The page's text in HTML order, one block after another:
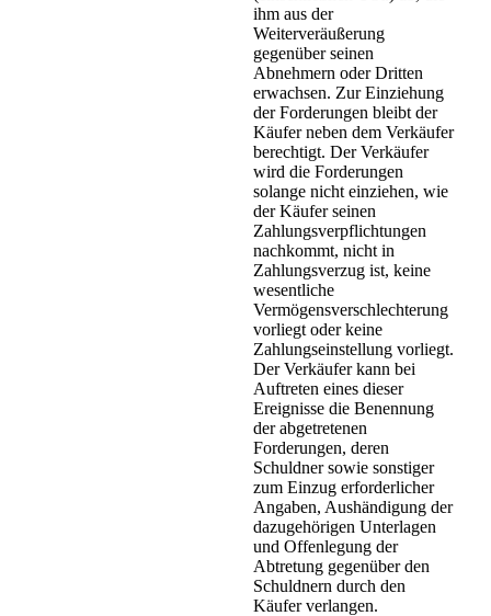
ihm aus der
Weiterveräußerung
gegenüber seinen
Abnehmern oder Dritten
erwachsen. Zur Einziehung
der Forderungen bleibt der
Käufer neben dem Verkäufer
berechtigt. Der Verkäufer
wird die Forderungen
solange nicht einziehen, wie
der Käufer seinen
Zahlungsverpflichtungen
nachkommt, nicht in
Zahlungsverzug ist, keine
wesentliche
Vermögensverschlechterung
vorliegt oder keine
Zahlungseinstellung vorliegt.
Der Verkäufer kann bei
Auftreten eines dieser
Ereignisse die Benennung
der abgetretenen
Forderungen, deren
Schuldner sowie sonstiger
zum Einzug erforderlicher
Angaben, Aushändigung der
dazugehörigen Unterlagen
und Offenlegung der
Abtretung gegenüber den
Schuldnern durch den
Käufer verlangen.